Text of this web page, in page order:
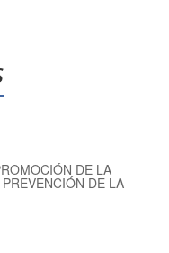
DE LA
DE LA